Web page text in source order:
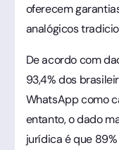
oferecem
analógicos
De acordo com
93,4% dos
WhatsApp como
entanto, o dado
jurídica é que